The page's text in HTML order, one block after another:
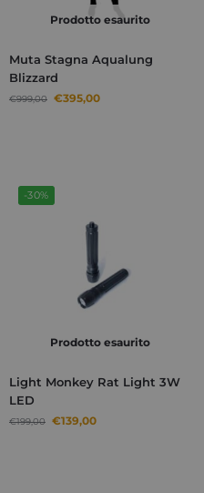
Prodotto esaurito
Muta Stagna Aqualung
Blizzard
€999,00 €395,00
-30%
Prodotto esaurito
Light Monkey Rat Light 3W
LED
€199,00 €139,00